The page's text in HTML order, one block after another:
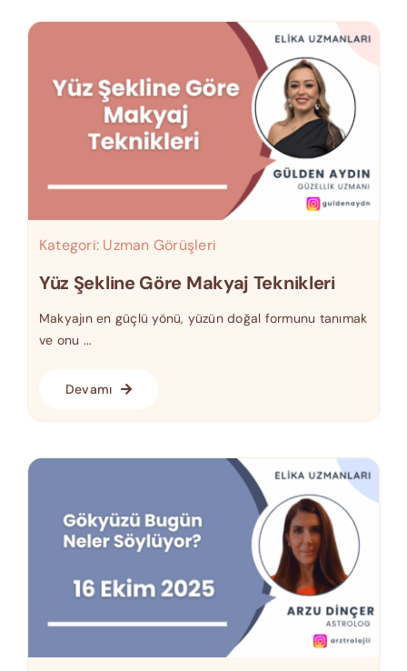
Kategori: Uzman Görüşleri
Yüz Şekline Göre Makyaj Teknikleri
Makyajın en güçlü yönü, yüzün doğal formunu tanımak
ve onu ...
Devamı